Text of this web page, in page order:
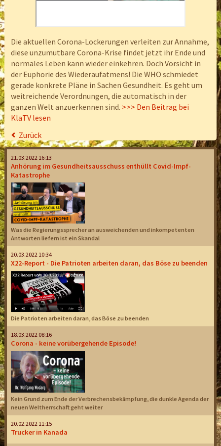
Die aktuellen Corona-Lockerungen verleiten zur Annahme,
diese unzumutbare Corona-Krise findet jetzt ihr Ende und
normales Leben kann wieder einkehren. Doch Vorsicht in
der Euphorie des Wiederaufatmens! Die WHO schmiedet
gerade konkrete Pläne in Sachen Gesundheit. Es geht um
weitreichende Verordnungen, die automatisch in der
ganzen Welt anzuerkennen sind. >>> Den Beitrag bei
KlaTV lesen
Zurück
21.03.2022 16:13
Anhörung im Gesundheitsausschuss enthüllt Covid-Impf-
Katastrophe
Was die Regierungssprecher an ausweichenden und inkompetenten
Antworten liefern ist ein Skandal
20.03.2022 10:34
X22-Report - Die Patrioten arbeiten daran, das Böse zu beenden
Die Patrioten arbeiten daran, das Böse zu beenden
18.03.2022 08:16
Corona - keine vorübergehende Episode!
Kein Grund zum Ende der Verbrechensbekämpfung, die dunkle Agenda der
neuen Weltherrschaft geht weiter
20.02.2022 11:15
Trucker in Kanada